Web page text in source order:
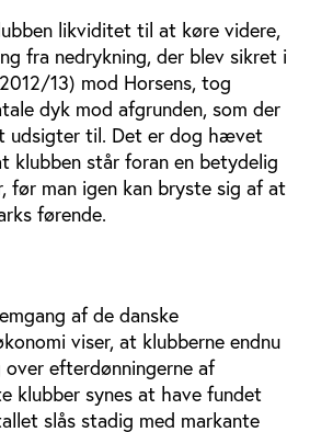
likviditet til at køre videre,
fra nedrykning, der blev sikret i
13) mod Horsens, tog
dyk mod afgrunden, som der
udsigter til. Det er dog hævet
klubben står foran en betydelig
før man igen kan bryste sig af at
førende.
af de danske
viser, at klubberne endnu
efterdønningerne af
klubber synes at have fundet
slås stadig med markante